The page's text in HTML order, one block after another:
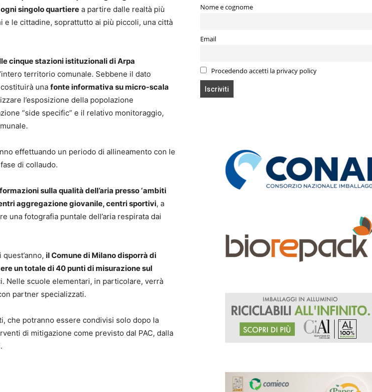
singolo quartiere a partire dalle realtà più
le cittadine, soprattutto ai più piccoli, una città
cinque stazioni istituzionali di Arpa
territorio comunale. Sebbene il dato
una fonte informativa su micro-scala
l’esposizione della popolazione
“side specific” e il relativo monitoraggio,
effettuando un periodo di allineamento con le
di collaudo.
sulla qualità dell’aria presso ‘ambiti
aggregazione giovanile, centri sportivi, a
una fotografia puntale dell’aria respirata dai
quest’anno, il Comune di Milano disporrà di
un totale di 40 punti di misurazione sul
Nelle scuole elementari, in particolare, verrà
partner specializzati.
che potranno essere condivisi solo dopo la
di mitigazione come previsto dal PAC, dalla
Nome e cognome
Email
Procedendo accetti la privacy policy